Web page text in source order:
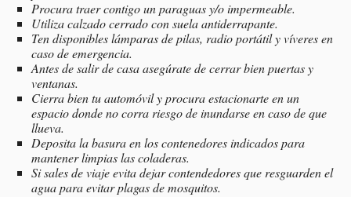
Procura traer contigo un paraguas y/o impermeable.
Utiliza calzado cerrado con suela antiderrapante.
Ten disponibles lámparas de pilas, radio portátil y víveres en
caso de emergencia.
Antes de salir de casa asegúrate de cerrar bien puertas y
ventanas.
Cierra bien tu automóvil y procura estacionarte en un
espacio donde no corra riesgo de inundarse en caso de que
llueva.
Deposita la basura en los contenedores indicados para
mantener limpias las coladeras.
Si sales de viaje evita dejar contendedores que resguarden el
agua para evitar plagas de mosquitos.